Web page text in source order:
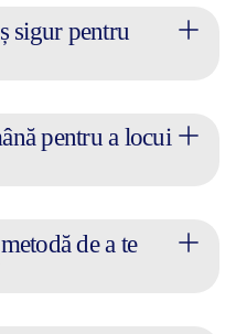
sigur pentru
pentru a locui
de a te